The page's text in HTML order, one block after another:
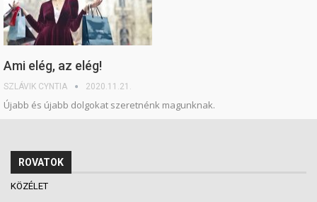
Ami elég, az elég!
SZLÁVIK CYNTIA 2020.11.21.
Újabb és újabb dolgokat szeretnénk magunknak.
ROVATOK
KÖZÉLET